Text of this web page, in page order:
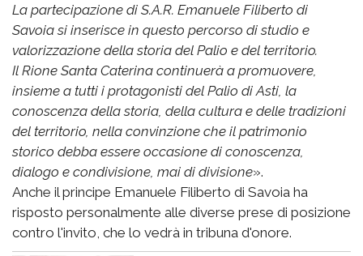
La partecipazione di S.A.R. Emanuele Filiberto di
Savoia si inserisce in questo percorso di studio e
valorizzazione della storia del Palio e del territorio.
Il Rione Santa Caterina continuerà a promuovere,
insieme a tutti i protagonisti del Palio di Asti, la
conoscenza della storia, della cultura e delle tradizioni
del territorio, nella convinzione che il patrimonio
storico debba essere occasione di conoscenza,
dialogo e condivisione, mai di divisione».
Anche il principe Emanuele Filiberto di Savoia ha
risposto personalmente alle diverse prese di posizione
contro l'invito, che lo vedrà in tribuna d'onore.